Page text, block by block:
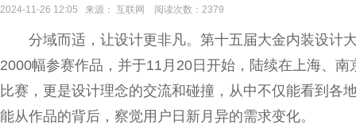
2024-11-26 12:05 来源： 互联网 阅读次数：2379
分域而适，让设计更非凡。第十五届大金内装设计
2000幅参赛作品，并于11月20日开始，陆续在上海、
比赛，更是设计理念的交流和碰撞，从中不仅能看到各
能从作品的背后，察觉用户日新月异的需求变化。